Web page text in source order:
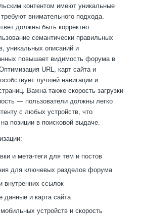
контентом имеют уникальные
внимательного подхода.
должны быть корректно
семантически правильных
уникальных описаний и
повышает видимость форума в
URL, карт сайта и
лучшей навигации и
Важна также скорость загрузки
— пользователи должны легко
с любых устройств, что
позиции в поисковой выдаче.
и мета-теги для тем и постов
для ключевых разделов форума
внутренних ссылок
данные и карта сайта
устройств и скорость